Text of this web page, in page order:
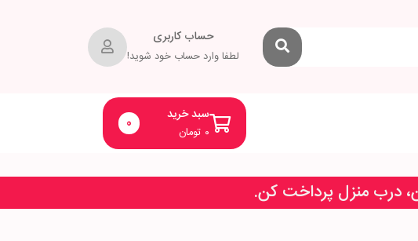
حساب کاربری
لطفا وارد حساب خود شوید!
سبد خرید
تومان ۰ 0
درب منزل پرداخت کن.